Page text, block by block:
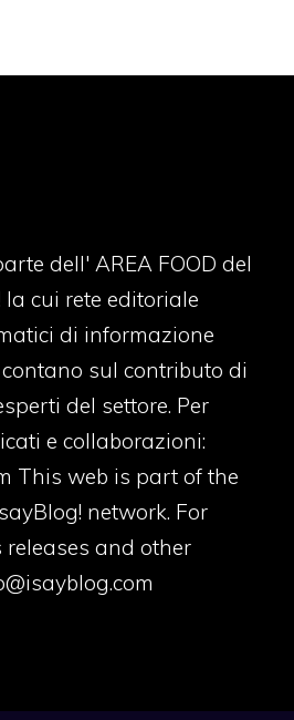
dell' AREA FOOD del
cui rete editoriale
di informazione
sul contributo di
del settore. Per
e collaborazioni:
This web is part of the
network. For
and other